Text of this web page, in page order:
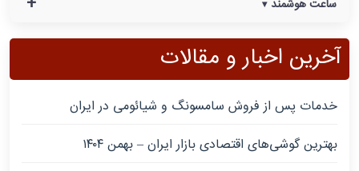
ساعت هوشمند
آخرین اخبار و مقالات
خدمات پس از فروش سامسونگ و شیائومی در ایران
بهترین گوشی‌های اقتصادی بازار ایران – بهمن ۱۴۰۴